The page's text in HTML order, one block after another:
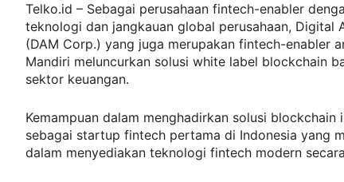
Telko.id – Sebagai perusahaan fintech-enabler
teknologi dan jangkauan global perusahaan, Digital
(DAM Corp.) yang juga merupakan fintech-enabler
Mandiri meluncurkan solusi white label blockchain
sektor keuangan.
Kemampuan dalam menghadirkan solusi blockchain
sebagai startup fintech pertama di Indonesia yang
dalam menyediakan teknologi fintech modern